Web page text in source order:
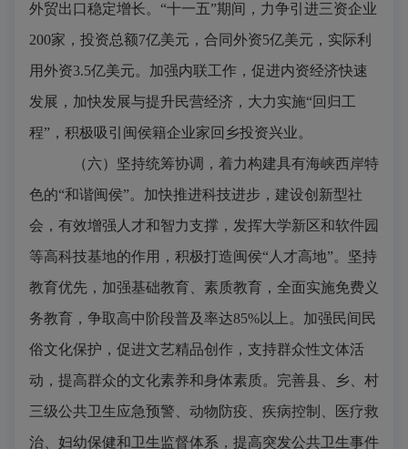
外贸出口稳定增长。“十一五”期间，力争引进三资企业
200家，投资总额7亿美元，合同外资5亿美元，实际利
用外资3.5亿美元。加强内联工作，促进内资经济快速
发展，加快发展与提升民营经济，大力实施“回归工
程”，积极吸引闽侯籍企业家回乡投资兴业。
（六）坚持统筹协调，着力构建具有海峡西岸特
色的“和谐闽侯”。 加快推进科技进步，建设创新型社
会，有效增强人才和智力支撑，发挥大学新区和软件园
等高科技基地的作用，积极打造闽侯“人才高地”。坚持
教育优先，加强基础教育、素质教育，全面实施免费义
务教育，争取高中阶段普及率达85%以上。加强民间民
俗文化保护，促进文艺精品创作，支持群众性文体活
动，提高群众的文化素养和身体素质。完善县、乡、村
三级公共卫生应急预警、动物防疫、疾病控制、医疗救
治、妇幼保健和卫生监督体系，提高突发公共卫生事件